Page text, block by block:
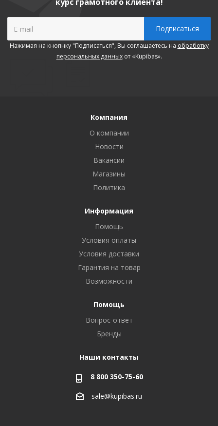
Нажимая на кнопнку "Подписаться", Вы соглашаетесь на обработку
персональных данныхот «Kupibas».
Компания
О компании
Новости
Вакансии
Магазины
Политика
Информация
Помощь
Условия оплаты
Условия доставки
Гарантия на товар
Возможности
Помощь
Вопрос-ответ
Бренды
Наши контакты
8 800 350-75-60
sale@kupibas.ru